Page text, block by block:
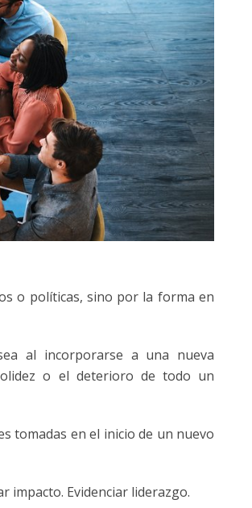
o políticas, sino por la forma en
al incorporarse a una nueva
o el deterioro de todo un
tomadas en el inicio de un nuevo
impacto. Evidenciar liderazgo.